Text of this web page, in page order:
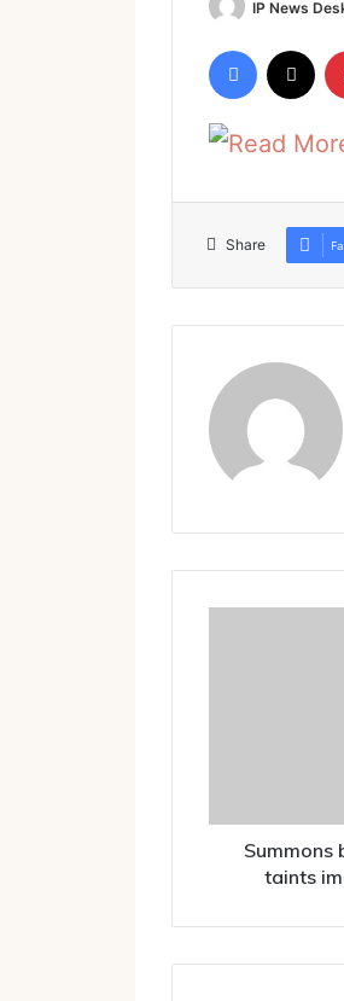
IP News
Facebook
Read
Share
Court
Summons
taints